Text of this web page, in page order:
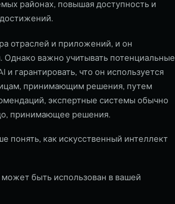
районах, повышая доступность и
отраслей и приложений, и он
важно учитывать потенциальные
гарантировать, что он используется
принимающим решения, путем
экспертные системы обычно
принимающее решения.
понять, как искусственный интеллект
быть использован в вашей